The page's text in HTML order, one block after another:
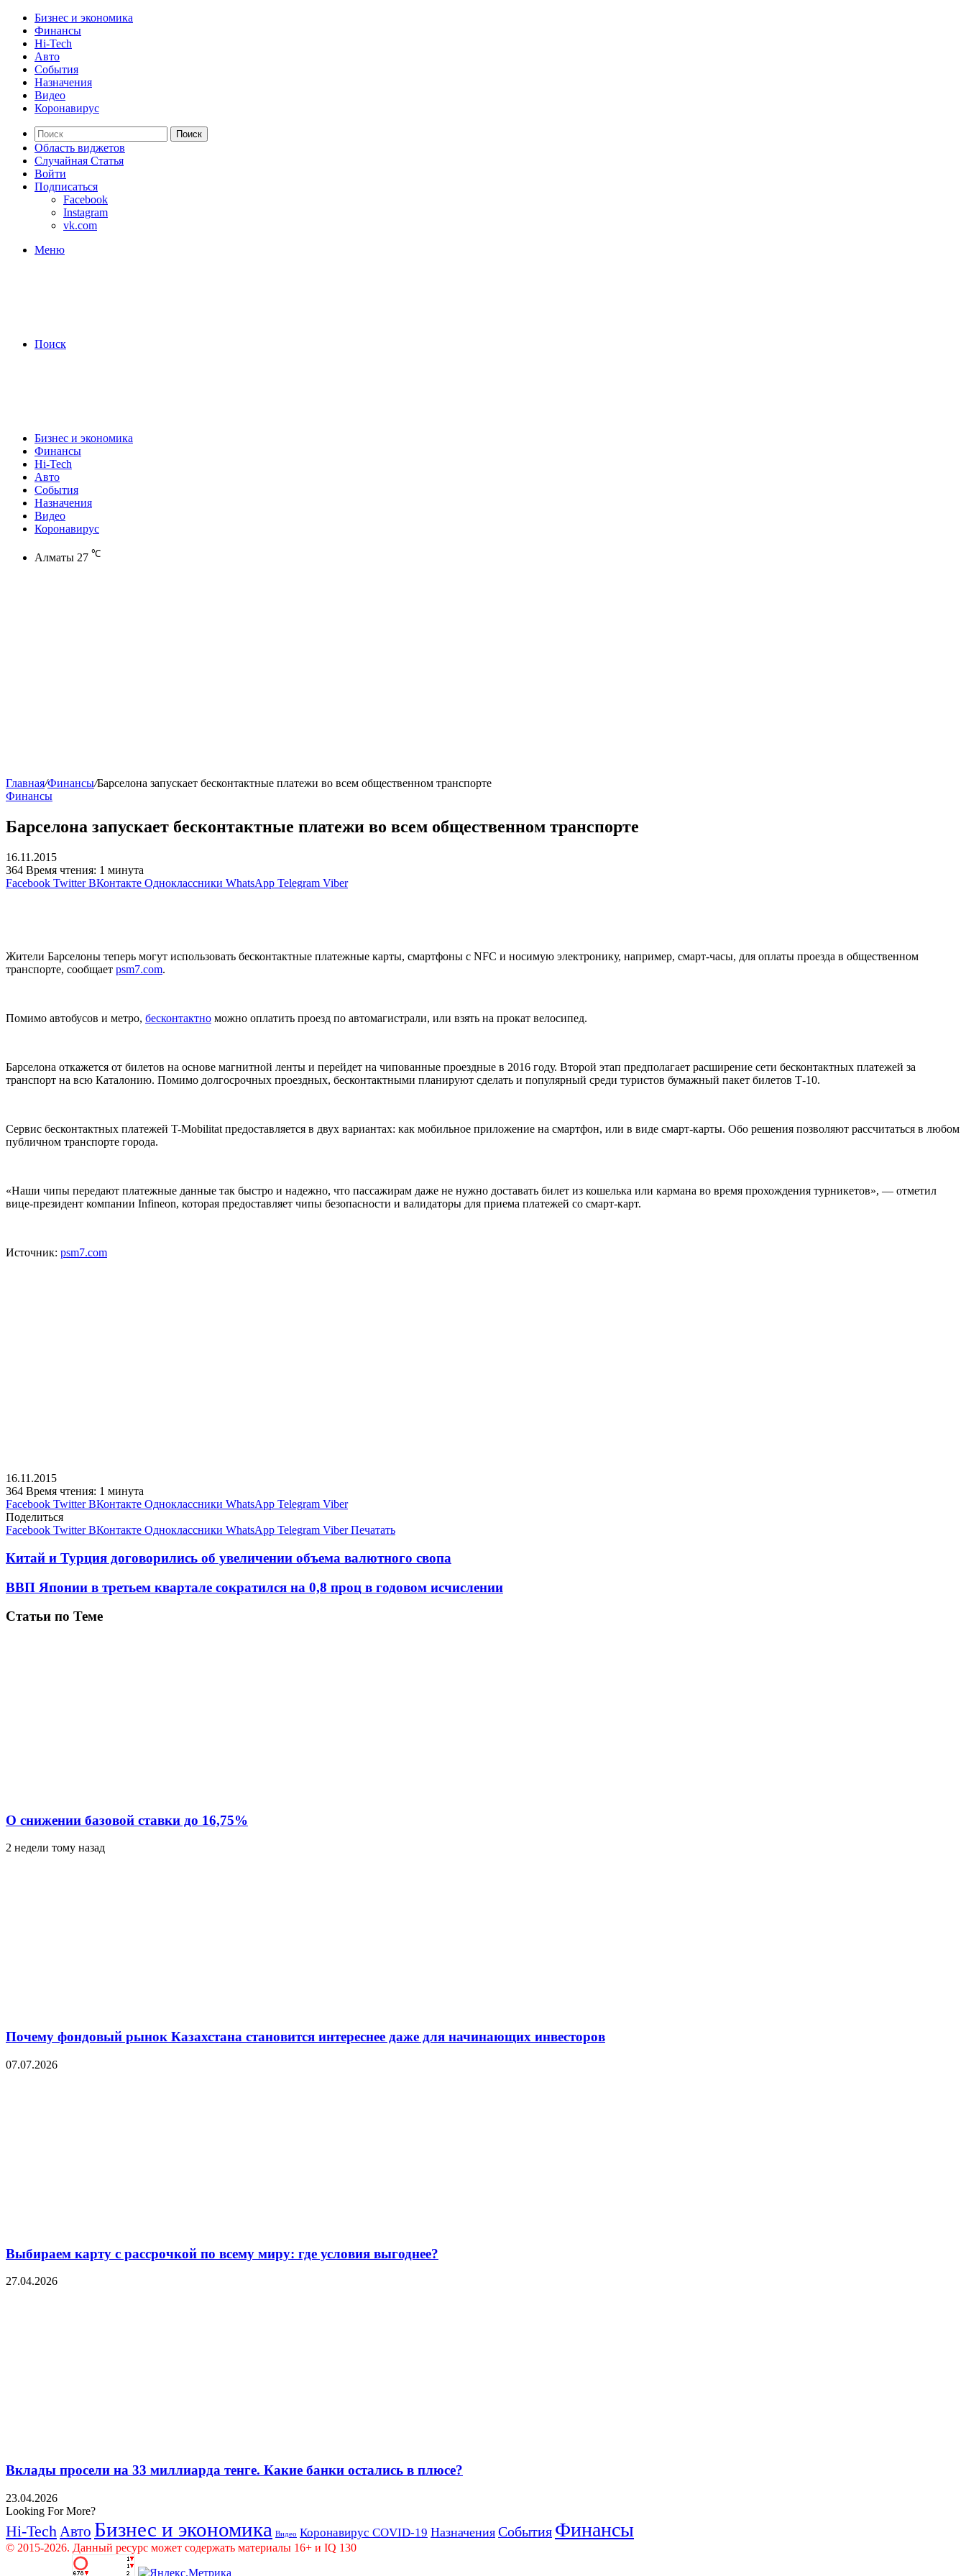
Бизнес и экономика
Финансы
Hi-Tech
Авто
События
Назначения
Видео
Коронавирус
Поиск
Область виджетов
Случайная Статья
Войти
Подписаться
Facebook
Instagram
vk.com
Меню
Поиск
Бизнес и экономика
Финансы
Hi-Tech
Авто
События
Назначения
Видео
Коронавирус
Алматы 27 ℃
Главная/Финансы/Барселона запускает бесконтактные платежи во всем общественном транспорте
Финансы
Барселона запускает бесконтактные платежи во всем общественном транспорте
16.11.2015
364 Время чтения: 1 минута
Facebook Twitter ВКонтакте Одноклассники WhatsApp Telegram Viber
Жители Барселоны теперь могут использовать бесконтактные платежные карты, смартфоны с NFC и носимую электронику, например, смарт-часы, для оплаты проезда в общественном
транспорте, сообщает psm7.com.
Помимо автобусов и метро, бесконтактно можно оплатить проезд по автомагистрали, или взять на прокат велосипед.
Барселона откажется от билетов на основе магнитной ленты и перейдет на чипованные проездные в 2016 году. Второй этап предполагает расширение сети бесконтактных платежей за
транспорт на всю Каталонию. Помимо долгосрочных проездных, бесконтактными планируют сделать и популярный среди туристов бумажный пакет билетов Т-10.
Сервис бесконтактных платежей T-Mobilitat предоставляется в двух вариантах: как мобильное приложение на смартфон, или в виде смарт-карты. Обо решения позволяют рассчитаться в любом
публичном транспорте города.
«Наши чипы передают платежные данные так быстро и надежно, что пассажирам даже не нужно доставать билет из кошелька или кармана во время прохождения турникетов», — отметил
вице-президент компании Infineon, которая предоставляет чипы безопасности и валидаторы для приема платежей со смарт-карт.
Источник: psm7.com
16.11.2015
364 Время чтения: 1 минута
Facebook Twitter ВКонтакте Одноклассники WhatsApp Telegram Viber
Поделиться
Facebook Twitter ВКонтакте Одноклассники WhatsApp Telegram Viber Печатать
Китай и Турция договорились об увеличении объема валютного свопа
ВВП Японии в третьем квартале сократился на 0,8 проц в годовом исчислении
Статьи по Теме
О снижении базовой ставки до 16,75%
2 недели тому назад
Почему фондовый рынок Казахстана становится интереснее даже для начинающих инвесторов
07.07.2026
Выбираем карту с рассрочкой по всему миру: где условия выгоднее?
27.04.2026
Вклады просели на 33 миллиарда тенге. Какие банки остались в плюсе?
23.04.2026
Looking For More?
Hi-Tech Авто Бизнес и экономика Видео Коронавирус COVID-19 Назначения События Финансы
© 2015-2026. Данный ресурс может содержать материалы 16+ и IQ 130